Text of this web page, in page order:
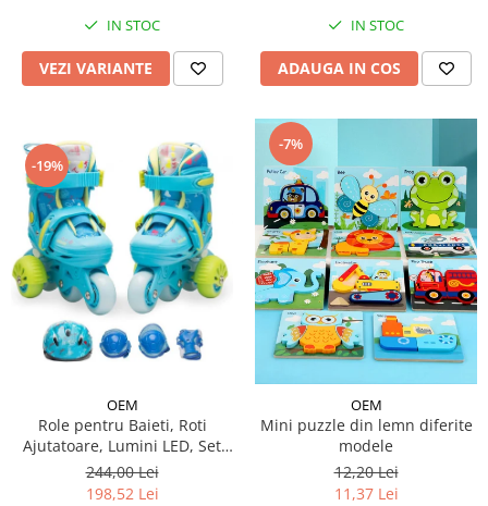
IN STOC
VEZI VARIANTE
IN STOC
ADAUGA IN COS
-19%
OEM
Role pentru Baieti, Roti
Ajutatoare, Lumini LED, Set
Protectie
244,00 Lei
198,52 Lei
-7%
OEM
Mini puzzle din lemn diferite
modele
12,20 Lei
11,37 Lei